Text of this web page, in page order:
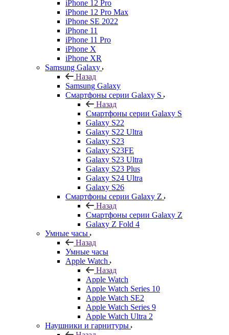
iPhone 12 Pro
iPhone 12 Pro Max
iPhone SE 2022
iPhone 11
iPhone 11 Pro
iPhone X
iPhone XR
Samsung Galaxy
Назад
Samsung Galaxy
Смартфоны серии Galaxy S
Назад
Смартфоны серии Galaxy S
Galaxy S22
Galaxy S22 Ultra
Galaxy S23
Galaxy S23FE
Galaxy S23 Ultra
Galaxy S23 Plus
Galaxy S24 Ultra
Galaxy S26
Смартфоны серии Galaxy Z
Назад
Смартфоны серии Galaxy Z
Galaxy Z Fold 4
Умные часы
Назад
Умные часы
Apple Watch
Назад
Apple Watch
Apple Watch Series 10
Apple Watch SE2
Apple Watch Series 9
Apple Watch Ultra 2
Наушники и гарнитуры